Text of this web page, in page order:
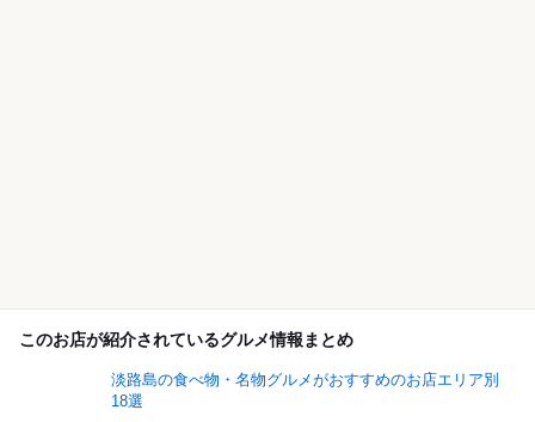
このお店が紹介されているグルメ情報まとめ
淡路島の食べ物・名物グルメがおすすめのお店エリア別
18選